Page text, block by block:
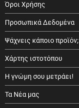
Όροι Χρήσης
Προσωπικά Δεδομένα
Ψάχνεις κάποιο προϊόν;
Χάρτης ιστοτόπου
Η γνώμη σου μετράει!
Τα Νέα μας